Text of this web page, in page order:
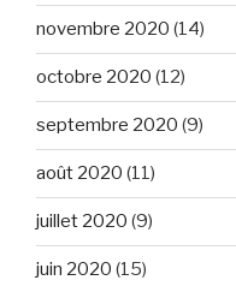
novembre 2020 (14)
octobre 2020 (12)
septembre 2020 (9)
août 2020 (11)
juillet 2020 (9)
juin 2020 (15)